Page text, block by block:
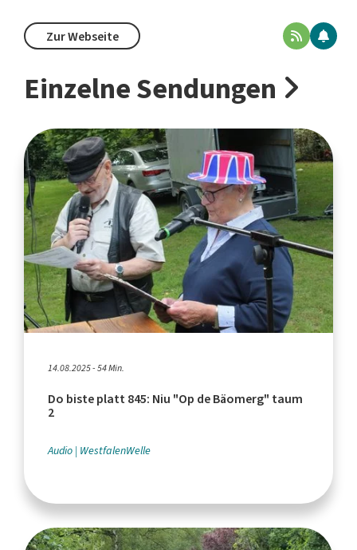
Zur Webseite
Einzelne Sendungen
14.08.2025 - 54 Min.
Do biste platt 845: Niu "Op de Bäomerg" taum
2
Audio WestfalenWelle